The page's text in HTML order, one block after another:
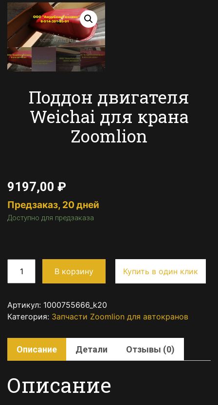
Поддон двигателя
Weichai для крана
Zoomlion
9197,00 ₽
Предзаказ, 20 дней
Доступно для предзаказа
В корзину Купить в один клик
Артикул: 1000755666_k20
Категория: Запчасти Zoomlion для автокранов
Описание Детали Отзывы (0)
Описание